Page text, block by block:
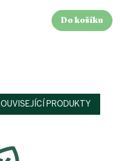
Do košíku
PRODUKTY